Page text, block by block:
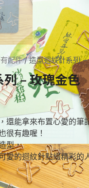
配件/ 造型迴紋針系列 –
– 玫瑰金色
還能拿來布置心愛的筆
很有趣喔！
型，
愛的迴紋針點綴精彩的